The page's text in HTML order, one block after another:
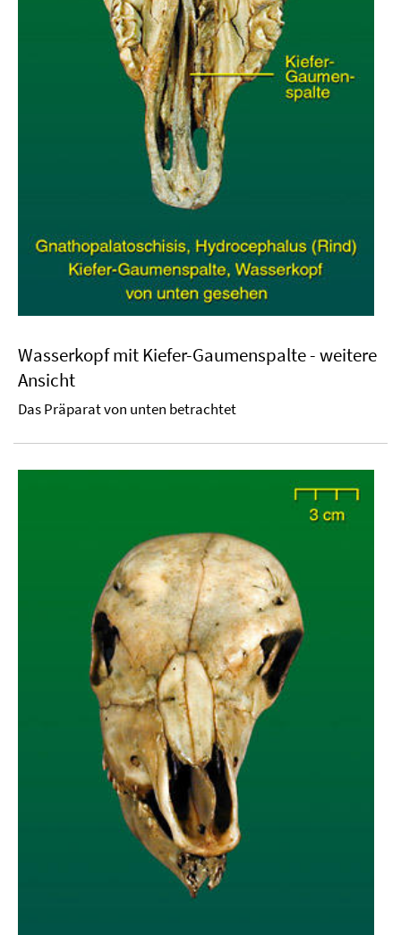
Wasserkopf mit Kiefer-Gaumenspalte - weitere
Ansicht
Das Präparat von unten betrachtet